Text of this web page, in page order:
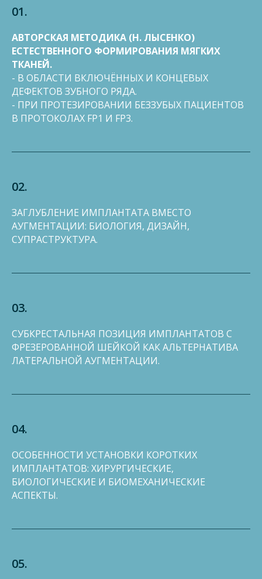
01.
АВТОРСКАЯ МЕТОДИКА (Н. ЛЫСЕНКО)
ЕСТЕСТВЕННОГО ФОРМИРОВАНИЯ МЯГКИХ
ТКАНЕЙ.
- В ОБЛАСТИ ВКЛЮЧЁННЫХ И КОНЦЕВЫХ
ДЕФЕКТОВ ЗУБНОГО РЯДА.
- ПРИ ПРОТЕЗИРОВАНИИ БЕЗЗУБЫХ ПАЦИЕНТОВ
В ПРОТОКОЛАХ FP1 И FP3.
02.
ЗАГЛУБЛЕНИЕ ИМПЛАНТАТА ВМЕСТО
АУГМЕНТАЦИИ: БИОЛОГИЯ, ДИЗАЙН,
СУПРАСТРУКТУРА.
03.
СУБКРЕСТАЛЬНАЯ ПОЗИЦИЯ ИМПЛАНТАТОВ С
ФРЕЗЕРОВАННОЙ ШЕЙКОЙ КАК АЛЬТЕРНАТИВА
ЛАТЕРАЛЬНОЙ АУГМЕНТАЦИИ.
04.
ОСОБЕННОСТИ УСТАНОВКИ КОРОТКИХ
ИМПЛАНТАТОВ: ХИРУРГИЧЕСКИЕ,
БИОЛОГИЧЕСКИЕ И БИОМЕХАНИЧЕСКИЕ
АСПЕКТЫ.
05.